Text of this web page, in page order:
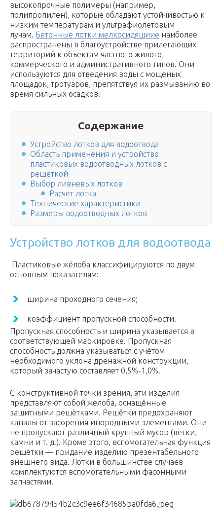
высокопрочные полимеры (например,
полипропилен), которые обладают устойчивостью к
низким температурам и ультрафиолетовым
лучам. Бетонные лотки мелкосидящиие наиболее
распространены в благоустройстве прилегающих
территорий к объектам частного жилого,
коммерческого и административного типов. Они
используются для отведения воды с мощеных
площадок, тротуаров, препятствуя их размыванию во
время сильных осадков.
Содержание
Устройство лотков для водоотвода
Область применения и устройство
пластиковых водоотводных лотков с
решеткой
Выбор ливневых лотков
Расчет лотка
Технические характеристики
Размеры водоотводных лотков
Устройство лотков для водоотвода
Пластиковые жёлоба классифицируются по двум
основным показателям:
ширина проходного сечения;
коэффициент пропускной способности.
Пропускная способность и ширина указывается в
соответствующей маркировке. Пропускная
способность должна указываться с учётом
необходимого уклона дренажной конструкции,
который зачастую составляет 0,5%-1,0%.
С конструктивной точки зрения, эти изделия
представляют собой желоба, оснащённые
защитными решётками. Решётки предохраняют
каналы от засорения инородными элементами. Они
не пропускают различный крупный мусор (ветки,
камни и т. д.). Кроме этого, вспомогательная функция
решётки — придание изделию презентабельного
внешнего вида. Лотки в большинстве случаев
комплектуются вспомогательными фасонными
запчастями.